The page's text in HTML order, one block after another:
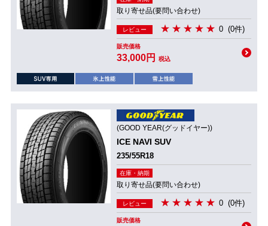
取り寄せ品(要問い合わせ)
レビュー 0 (0件)
販売価格
33,000円 税込
(GOOD YEAR(グッドイヤー))
ICE NAVI SUV
235/55R18
在庫・納期
取り寄せ品(要問い合わせ)
レビュー 0 (0件)
販売価格